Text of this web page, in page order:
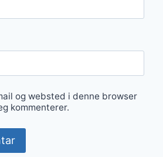
og websted i denne browser
kommenterer.